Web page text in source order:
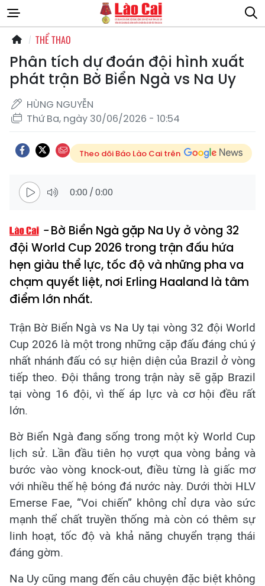
THỂ THAO
Phân tích dự đoán đội hình xuất
phát trận Bờ Biển Ngà vs Na Uy
HÙNG NGUYỄN
Thứ Ba, ngày 30/06/2026 - 10:54
Theo dõi Báo Lào Cai trên
0:00 /0:00
Bờ Biển Ngà gặp Na Uy ở vòng 32
đội World Cup 2026 trong trận đấu hứa
hẹn giàu thể lực, tốc độ và những pha va
chạm quyết liệt, nơi Erling Haaland là tâm
điểm lớn nhất.
Trận Bờ Biển Ngà vs Na Uy tại vòng 32 đội World
Cup 2026 là một trong những cặp đấu đáng chú ý
nhất nhánh đấu có sự hiện diện của Brazil ở vòng
tiếp theo. Đội thắng trong trận này sẽ gặp Brazil
tại vòng 16 đội, vì thế áp lực và cơ hội đều rất
lớn.
Bờ Biển Ngà đang sống trong một kỳ World Cup
lịch sử. Lần đầu tiên họ vượt qua vòng bảng và
bước vào vòng knock-out, điều từng là giấc mơ
với nhiều thế hệ bóng đá nước này. Dưới thời HLV
Emerse Fae, “Voi chiến” không chỉ dựa vào sức
mạnh thể chất truyền thống mà còn có thêm sự
linh hoạt, tốc độ và khả năng chuyển trạng thái
đáng gờm.
Na Uy cũng mang đến câu chuyện đặc biệt không